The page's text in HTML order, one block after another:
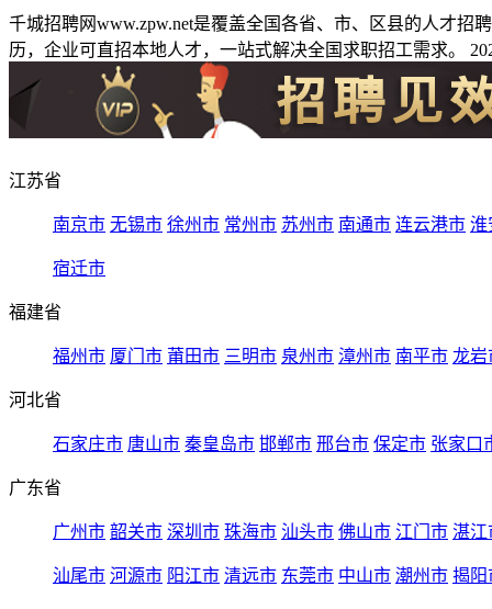
千城招聘网www.zpw.net是覆盖全国各省、市、区县的人才
历，企业可直招本地人才，一站式解决全国求职招工需求。
江苏省
南京市 无锡市 徐州市 常州市 苏州市 南通市 连云港市 淮
宿迁市
福建省
福州市 厦门市 莆田市 三明市 泉州市 漳州市 南平市 龙岩
河北省
石家庄市 唐山市 秦皇岛市 邯郸市 邢台市 保定市 张家口
广东省
广州市 韶关市 深圳市 珠海市 汕头市 佛山市 江门市 湛江
汕尾市 河源市 阳江市 清远市 东莞市 中山市 潮州市 揭阳